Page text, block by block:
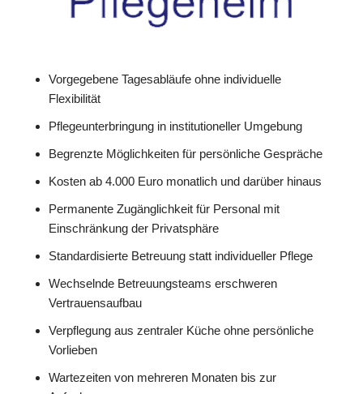
Vorgegebene Tagesabläufe ohne individuelle
Flexibilität
Pflegeunterbringung in institutioneller Umgebung
Begrenzte Möglichkeiten für persönliche Gespräche
Kosten ab 4.000 Euro monatlich und darüber hinaus
Permanente Zugänglichkeit für Personal mit
Einschränkung der Privatsphäre
Standardisierte Betreuung statt individueller Pflege
Wechselnde Betreuungsteams erschweren
Vertrauensaufbau
Verpflegung aus zentraler Küche ohne persönliche
Vorlieben
Wartezeiten von mehreren Monaten bis zur